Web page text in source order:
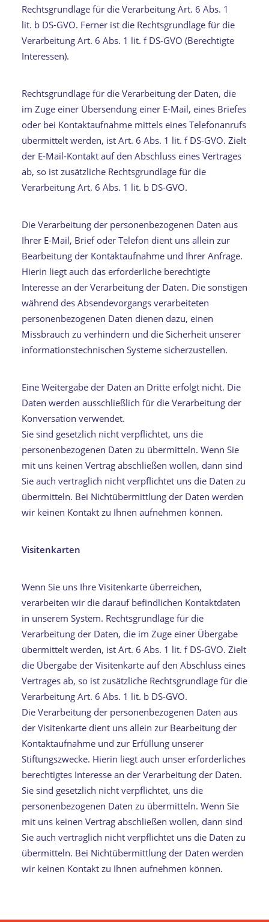
Rechtsgrundlage für die Verarbeitung Art. 6 Abs. 1
lit. b DS-GVO. Ferner ist die Rechtsgrundlage für die
Verarbeitung Art. 6 Abs. 1 lit. f DS-GVO (Berechtigte
Interessen).
Rechtsgrundlage für die Verarbeitung der Daten, die
im Zuge einer Übersendung einer E-Mail, eines Briefes
oder bei Kontaktaufnahme mittels eines Telefonanrufs
übermittelt werden, ist Art. 6 Abs. 1 lit. f DS-GVO. Zielt
der E-Mail-Kontakt auf den Abschluss eines Vertrages
ab, so ist zusätzliche Rechtsgrundlage für die
Verarbeitung Art. 6 Abs. 1 lit. b DS-GVO.
Die Verarbeitung der personenbezogenen Daten aus
Ihrer E-Mail, Brief oder Telefon dient uns allein zur
Bearbeitung der Kontaktaufnahme und Ihrer Anfrage.
Hierin liegt auch das erforderliche berechtigte
Interesse an der Verarbeitung der Daten. Die sonstigen
während des Absendevorgangs verarbeiteten
personenbezogenen Daten dienen dazu, einen
Missbrauch zu verhindern und die Sicherheit unserer
informationstechnischen Systeme sicherzustellen.
Eine Weitergabe der Daten an Dritte erfolgt nicht. Die
Daten werden ausschließlich für die Verarbeitung der
Konversation verwendet.
Sie sind gesetzlich nicht verpflichtet, uns die
personenbezogenen Daten zu übermitteln. Wenn Sie
mit uns keinen Vertrag abschließen wollen, dann sind
Sie auch vertraglich nicht verpflichtet uns die Daten zu
übermitteln. Bei Nichtübermittlung der Daten werden
wir keinen Kontakt zu Ihnen aufnehmen können.
Visitenkarten
Wenn Sie uns Ihre Visitenkarte überreichen,
verarbeiten wir die darauf befindlichen Kontaktdaten
in unserem System. Rechtsgrundlage für die
Verarbeitung der Daten, die im Zuge einer Übergabe
übermittelt werden, ist Art. 6 Abs. 1 lit. f DS-GVO. Zielt
die Übergabe der Visitenkarte auf den Abschluss eines
Vertrages ab, so ist zusätzliche Rechtsgrundlage für die
Verarbeitung Art. 6 Abs. 1 lit. b DS-GVO.
Die Verarbeitung der personenbezogenen Daten aus
der Visitenkarte dient uns allein zur Bearbeitung der
Kontaktaufnahme und zur Erfüllung unserer
Stiftungszwecke. Hierin liegt auch unser erforderliches
berechtigtes Interesse an der Verarbeitung der Daten.
Sie sind gesetzlich nicht verpflichtet, uns die
personenbezogenen Daten zu übermitteln. Wenn Sie
mit uns keinen Vertrag abschließen wollen, dann sind
Sie auch vertraglich nicht verpflichtet uns die Daten zu
übermitteln. Bei Nichtübermittlung der Daten werden
wir keinen Kontakt zu Ihnen aufnehmen können.